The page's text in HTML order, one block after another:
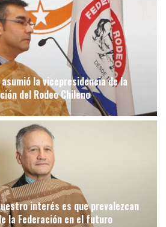
la vicepresidencia de la
del Rodeo Chileno
interés es que prevalezcan
la Federación en el futuro